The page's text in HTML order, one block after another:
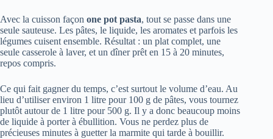
Avec la cuisson façon one pot pasta, tout se passe dans une
seule sauteuse. Les pâtes, le liquide, les aromates et parfois les
légumes cuisent ensemble. Résultat : un plat complet, une
seule casserole à laver, et un dîner prêt en 15 à 20 minutes,
repos compris.
Ce qui fait gagner du temps, c’est surtout le volume d’eau. Au
lieu d’utiliser environ 1 litre pour 100 g de pâtes, vous tournez
plutôt autour de 1 litre pour 500 g. Il y a donc beaucoup moins
de liquide à porter à ébullition. Vous ne perdez plus de
précieuses minutes à guetter la marmite qui tarde à bouillir.